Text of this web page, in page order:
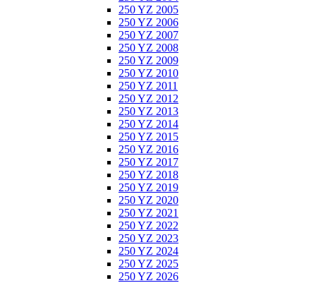
250 YZ 2005
250 YZ 2006
250 YZ 2007
250 YZ 2008
250 YZ 2009
250 YZ 2010
250 YZ 2011
250 YZ 2012
250 YZ 2013
250 YZ 2014
250 YZ 2015
250 YZ 2016
250 YZ 2017
250 YZ 2018
250 YZ 2019
250 YZ 2020
250 YZ 2021
250 YZ 2022
250 YZ 2023
250 YZ 2024
250 YZ 2025
250 YZ 2026